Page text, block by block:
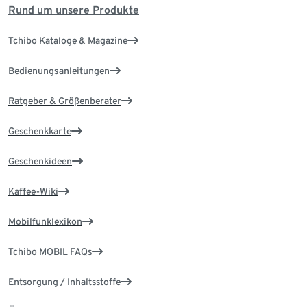
Rund um unsere Produkte
Tchibo Kataloge & Magazine
Bedienungsanleitungen
Ratgeber & Größenberater
Geschenkkarte
Geschenkideen
Kaffee-Wiki
Mobilfunklexikon
Tchibo MOBIL FAQs
Entsorgung / Inhaltsstoffe